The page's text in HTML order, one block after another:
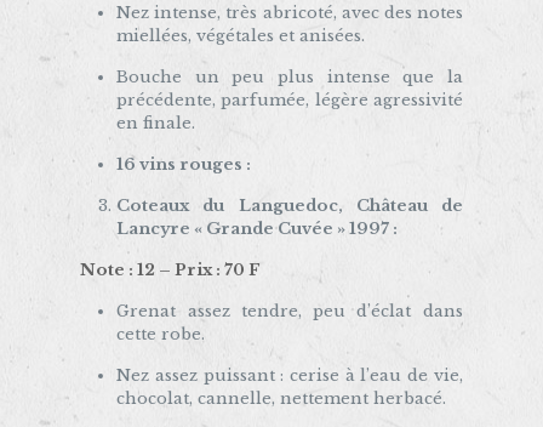
Nez intense, très abricoté, avec des notes
miellées, végétales et anisées.
Bouche un peu plus intense que la
précédente, parfumée, légère agressivité
en finale.
16 vins rouges :
Coteaux du Languedoc, Château de
Lancyre « Grande Cuvée » 1997 :
Note : 12 – Prix : 70 F
Grenat assez tendre, peu d’éclat dans
cette robe.
Nez assez puissant : cerise à l’eau de vie,
chocolat, cannelle, nettement herbacé.